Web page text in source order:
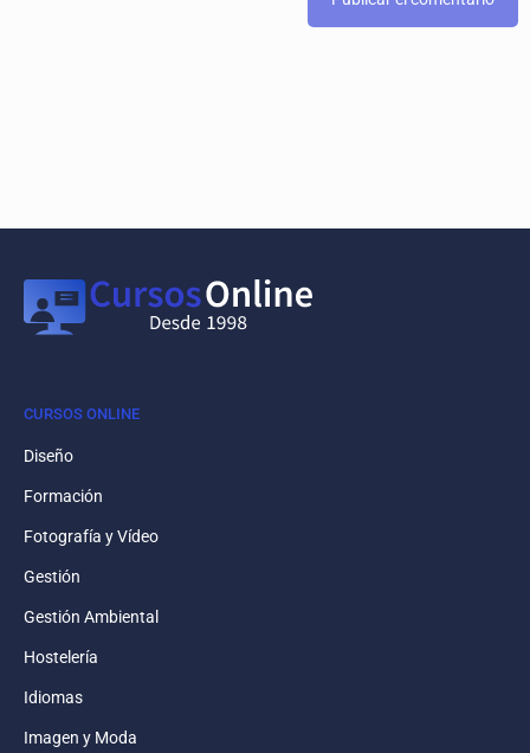
CURSOS ONLINE
Diseño
Formación
Fotografía y Vídeo
Gestión
Gestión Ambiental
Hostelería
Idiomas
Imagen y Moda